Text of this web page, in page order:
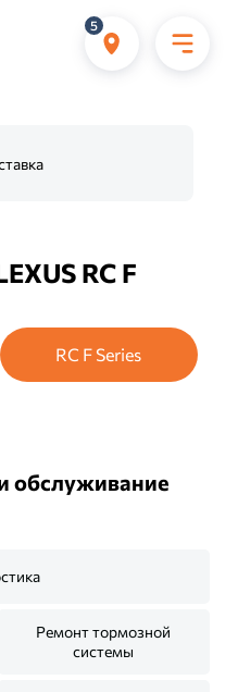
5
RC F
RC F Series
обслуживание
Ремонт тормозной
системы